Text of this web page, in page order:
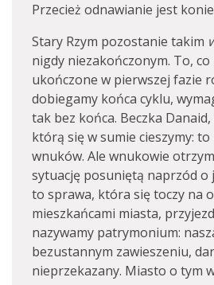
Przecież odnawianie jest
Stary Rzym pozostanie takim
nigdy niezakończonym. To, co
ukończone w pierwszej fazie
dobiegamy końca cyklu,
tak bez końca. Beczka Danaid,
którą się w sumie cieszymy: to
wnuków. Ale wnukowie
sytuację posuniętą naprzód o
to sprawa, która się toczy na
mieszkańcami miasta,
nazywamy patrymonium:
bezustannym zawieszeniu,
nieprzekazany. Miasto o tym